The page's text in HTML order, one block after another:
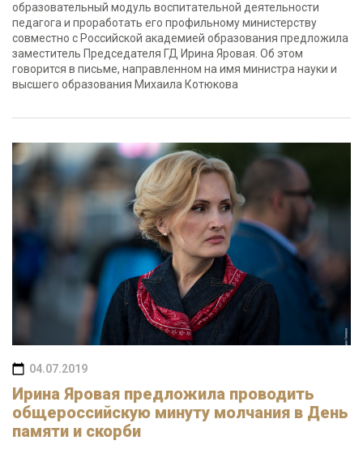
образовательный модуль воспитательной деятельности
педагога и проработать его профильному министерству
совместно с Российской академией образования предложила
заместитель Председателя ГД Ирина Яровая. Об этом
говорится в письме, направленном на имя министра науки и
высшего образования Михаила Котюкова
04.07.2019
Ирина Яровая предложила проводить
общероссийскую минуту молчания в День
памяти и скорби